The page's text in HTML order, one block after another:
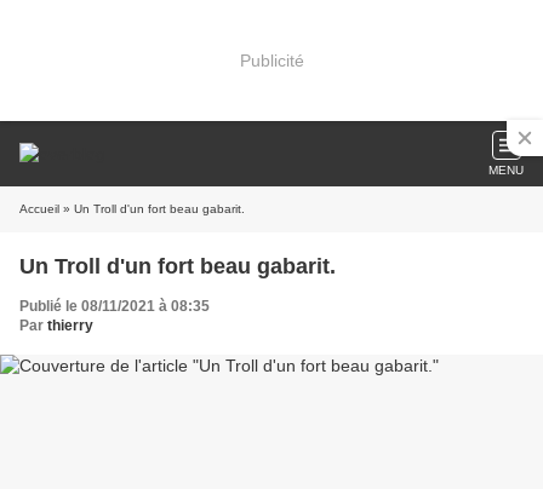
Publicité
MENU
Accueil » Un Troll d'un fort beau gabarit.
Un Troll d'un fort beau gabarit.
Publié le 08/11/2021 à 08:35
Par thierry